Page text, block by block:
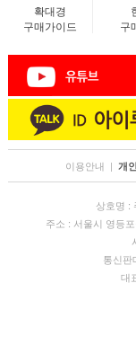
확대경
구매가이드
구
이용안내 | 개
상호명 :
주소 : 서울시 영등
통신판
대